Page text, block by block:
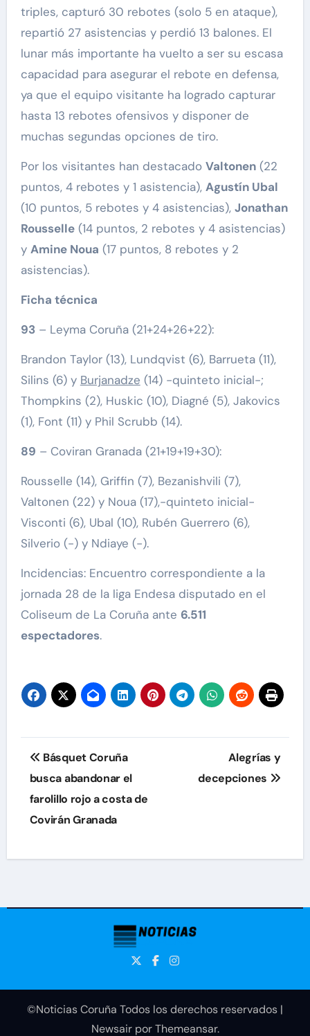
triples, capturó 30 rebotes (solo 5 en ataque),
repartió 27 asistencias y perdió 13 balones. El
lunar más importante ha vuelto a ser su escasa
capacidad para asegurar el rebote en defensa,
ya que el equipo visitante ha logrado capturar
hasta 13 rebotes ofensivos y disponer de
muchas segundas opciones de tiro.
Por los visitantes han destacado Valtonen(22
puntos, 4 rebotes y 1 asistencia), Agustín Ubal
(10 puntos, 5 rebotes y 4 asistencias), Jonathan
Rousselle(14 puntos, 2 rebotes y 4 asistencias)
y Amine Noua (17 puntos, 8 rebotes y 2
asistencias).
Ficha técnica
93– Leyma Coruña (21+24+26+22):
Brandon Taylor (13), Lundqvist (6), Barrueta (11),
Silins (6) y Burjanadze (14) -quinteto inicial-;
Thompkins (2), Huskic (10), Diagné (5), Jakovics
(1), Font (11) y Phil Scrubb (14).
89 – Coviran Granada (21+19+19+30):
Rousselle (14), Griffin (7), Bezanishvili (7),
Valtonen (22) y Noua (17),-quinteto inicial-
Visconti (6), Ubal (10), Rubén Guerrero (6),
Silverio (-) y Ndiaye (-).
Incidencias: Encuentro correspondiente a la
jornada 28 de la liga Endesa disputado en el
Coliseum de La Coruña ante 6.511
espectadores.
Navegación
de
entradas
Básquet Coruña
busca abandonar el
farolillo rojo a costa de
Covirán Granada
Alegrías y
decepciones
©Noticias Coruña Todos los derechos reservados |
NewsairporThemeansar.